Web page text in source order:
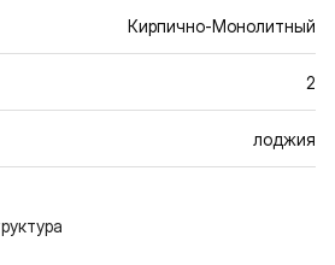
Кирпично-Монолитный
2
лоджия